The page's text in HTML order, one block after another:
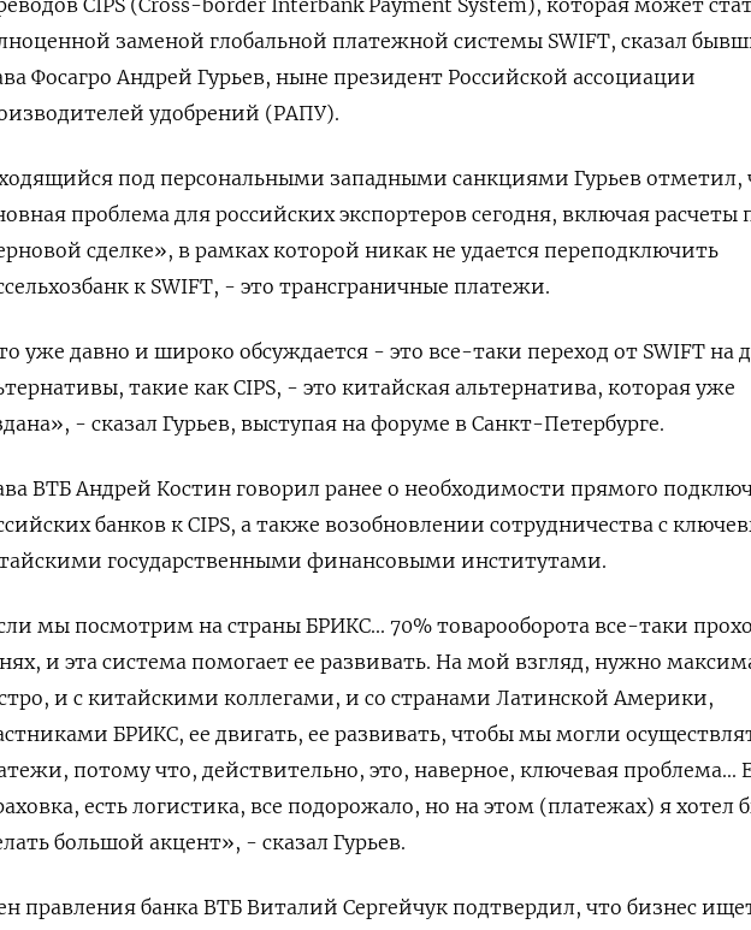
CIPS (Cross-border Interbank Payment System), которая может
заменой глобальной платежной системы SWIFT, сказал
Фосагро Андрей Гурьев, ныне президент Российской ассоциации
удобрений (РАПУ).
под персональными западными санкциями Гурьев отметил,
проблема для российских экспортеров сегодня, включая расчеты
сделке», в рамках которой никак не удается переподключить
к SWIFT, - это трансграничные платежи.
уже давно и широко обсуждается - это все-таки переход от SWIFT на
такие как CIPS, - это китайская альтернатива, которая уже
- сказал Гурьев, выступая на форуме в Санкт-Петербурге.
ВТБ Андрей Костин говорил ранее о необходимости прямого
банков к CIPS, а также возобновлении сотрудничества с
государственными финансовыми институтами.
мы посмотрим на страны БРИКС... 70% товарооборота все-таки
и эта система помогает ее развивать. На мой взгляд, нужно
и с китайскими коллегами, и со странами Латинской Америки,
БРИКС, ее двигать, ее развивать, чтобы мы могли
потому что, действительно, это, наверное, ключевая проблема...
есть логистика, все подорожало, но на этом (платежах) я хотел
большой акцент», - сказал Гурьев.
правления банка ВТБ Виталий Сергейчук подтвердил, что бизнес